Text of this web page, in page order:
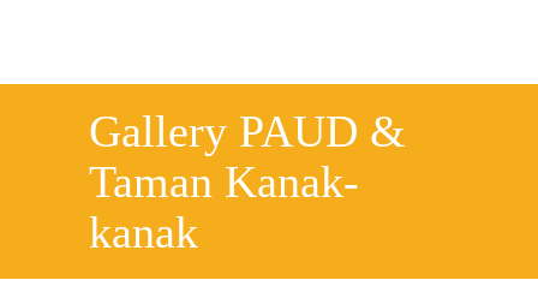
Gallery PAUD &
Taman Kanak-
kanak